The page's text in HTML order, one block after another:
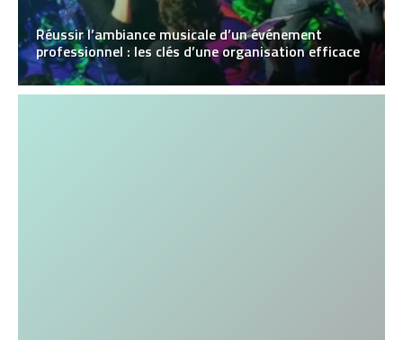
Réussir l’ambiance musicale d’un événement
professionnel : les clés d’une organisation efficace